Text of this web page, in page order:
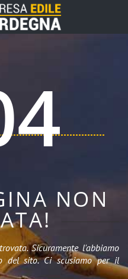
NON
Sicuramente l'abbiamo
del sito. Ci scusiamo per il